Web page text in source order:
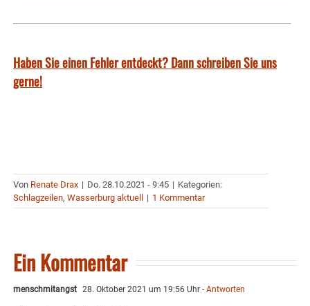
Haben Sie einen Fehler entdeckt? Dann schreiben Sie uns
gerne!
Von Renate Drax | Do. 28.10.2021 - 9:45 | Kategorien:
Schlagzeilen, Wasserburg aktuell | 1 Kommentar
Ein Kommentar
menschmitangst 28. Oktober 2021 um 19:56 Uhr - Antworten